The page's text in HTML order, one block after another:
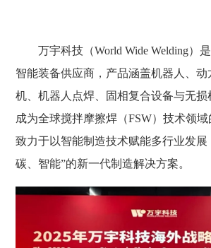
万宇科技（World Wide Welding）
智能装备供应商，产品涵盖机器人、
机、机器人点焊、固相复合设备与无
成为全球搅拌摩擦焊（FSW）技术领域
致力于以智能制造技术赋能多行业发展
碳、智能”的新一代制造解决方案。